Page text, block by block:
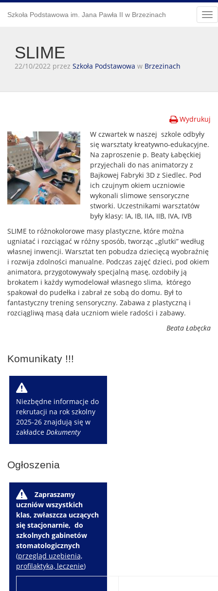
Szkoła Podstawowa im. Jana Pawła II w Brzezinach
SLIME
22/10/2022 przez Szkoła Podstawowa w Brzezinach
Wydrukuj
W czwartek w naszej szkole odbyły
się warsztaty kreatywno-edukacyjne.
Na zaproszenie p. Beaty Łabęckiej
przyjechali do nas animatorzy z
Bajkowej Fabryki 3D z Siedlec. Pod
ich czujnym okiem uczniowie
wykonali slimowe sensoryczne
stworki. Uczestnikami warsztatów
były klasy: IA, IB, IIA, IIB, IVA, IVB
SLIME to różnokolorowe masy plastyczne, które można
ugniatać i rozciągać w różny sposób, tworząc „glutki” według
własnej inwencji. Warsztat ten pobudza dziecięcą wyobraźnię
i rozwija zdolności manualne. Podczas zajęć dzieci, pod okiem
animatora, przygotowywały specjalną masę, ozdobiły ją
brokatem i każdy wymodelował własnego slima, którego
spakował do pudełka i zabrał ze sobą do domu. Był to
fantastyczny trening sensoryczny. Zabawa z plastyczną i
rozciągliwą masą dała uczniom wiele radości i zabawy.
Beata Łabęcka
Komunikaty !!!
W
Niezbędne informacje do
rekrutacji na rok szkolny
2025-26 znajdują się w
zakładceDokumenty
Ogłoszenia
W
Zapraszamy
uczniów wszystkich
klas, zwłaszcza uczących
się stacjonarnie, do
szkolnych gabinetów
stomatologicznych
(przegląd uzębienia,
profilaktyka, leczenie)